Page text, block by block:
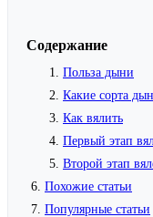
Содержание
Польза дыни
Какие сорта
Как вялить
Первый этап
Второй этап
Похожие статьи
Популярные статьи